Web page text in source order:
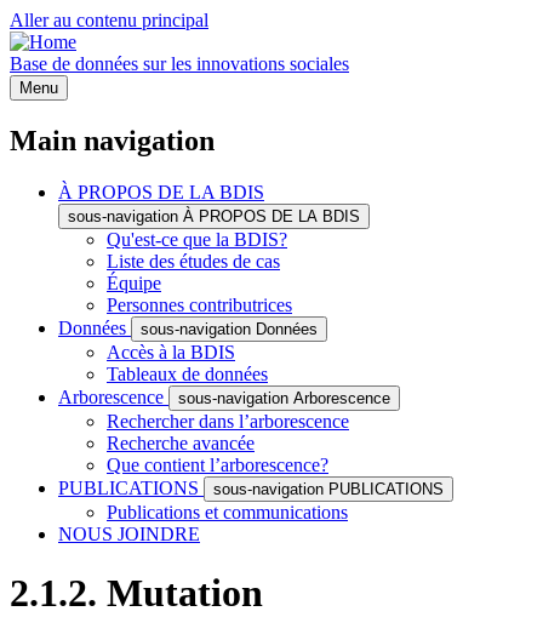
Aller au contenu principal
Base de données sur les innovations sociales
Menu
Main navigation
À PROPOS DE LA BDIS
sous-navigation À PROPOS DE LA BDIS
Qu'est-ce que la BDIS?
Liste des études de cas
Équipe
Personnes contributrices
Données
sous-navigation Données
Accès à la BDIS
Tableaux de données
Arborescence
sous-navigation Arborescence
Rechercher dans l’arborescence
Recherche avancée
Que contient l’arborescence?
PUBLICATIONS
sous-navigation PUBLICATIONS
Publications et communications
NOUS JOINDRE
2.1.2. Mutation